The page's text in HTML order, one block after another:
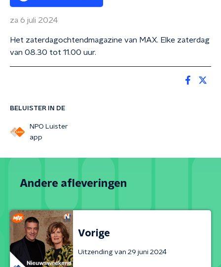
BELUISTER IN DE
NPO Luister
app
za 6 juli 2024
Het zaterdagochtendmagazine van MAX. Elke zaterdag
van 08.30 tot 11.00 uur.
Andere afleveringen
Vorige
Uitzending van 29 juni 2024